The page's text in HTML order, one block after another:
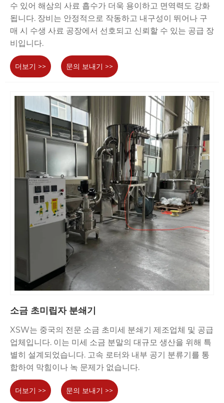
수 있어 해삼의 사료 흡수가 더욱 용이하고 면역력도 강화
됩니다. 장비는 안정적으로 작동하고 내구성이 뛰어나 구
매 시 수생 사료 공장에서 선호되고 신뢰할 수 있는 공급 장
비입니다.
더보기 >> 문의 보내기 >>
소금 초미립자 분쇄기
XSW는 중국의 전문 소금 초미세 분쇄기 제조업체 및 공급
업체입니다. 이는 미세 소금 분말의 대규모 생산을 위해 특
별히 설계되었습니다. 고속 로터와 내부 공기 분류기를 통
합하여 막힘이나 녹 문제가 없습니다.
더보기 >> 문의 보내기 >>